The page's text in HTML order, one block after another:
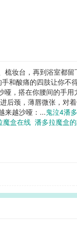
妆台，再到浴室都
和酸痛的四肢让你
，搭在你腰间的手
后颈，薄唇微张，
来越沙哑：...鬼泣4潘
魔盒在线 潘多拉魔盒